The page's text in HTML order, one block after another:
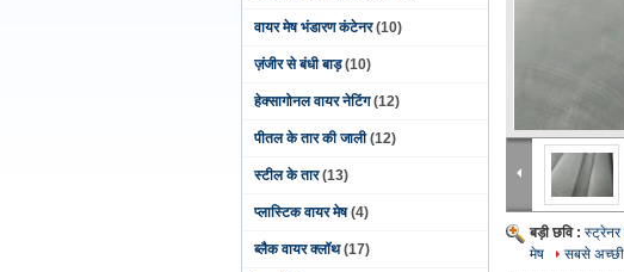
वायर मेष भंडारण कंटेनर (10)
ज़ंजीर से बंधी बाड़ (10)
हेक्सागोनल वायर नेटिंग (12)
पीतल के तार की जाली (12)
स्टील के तार (13)
प्लास्टिक वायर मेष (4)
ब्लैक वायर क्लॉथ (17)
बड़ी छवि : स्ट्रेनर
मेष
सबसे